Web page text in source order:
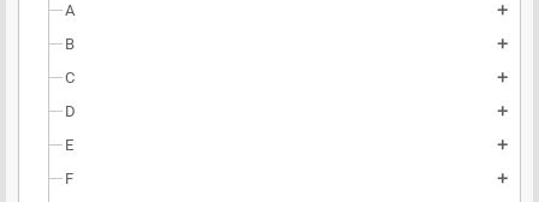
A add
B add
C add
D add
E add
F add